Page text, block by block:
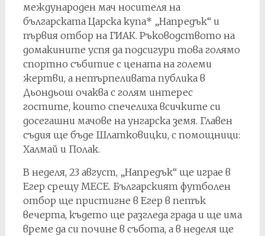
международен мач носителя на
българската Царска купа* „Напредък“ и
първия отбор на ГИАК. Ръководството на
домакините успя да подсигури това голямо
спортно събитие с цената на големи
жертви, а нетърпеливата публика в
Дьондьош очаква с голям интерес
гостите, които спечелиха всичките си
досегашни мачове на унгарска земя. Главен
съдия ще бъде Шлатковицки, с помощници:
Халмай и Полак.
В неделя, 23 август, „Напредък“ ще играе в
Егер срещу МЕСЕ. Българският футболен
отбор ще пристигне в Егер в петък
вечерта, където ще разгледа града и ще има
време да си почине в събота, а в неделя ще